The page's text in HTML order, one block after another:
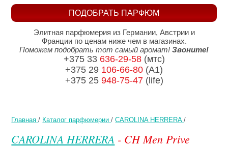
Главная / Каталог парфюмерии /CAROLINA HERRERA /
CAROLINA HERRERA - CH Men Prive
ПОДОБРАТЬ ПАРФЮМ
Элитная парфюмерия из Германии, Австрии и
Франции по ценам ниже чем в магазинах.
Поможем подобрать тот самый аромат! Звоните!
+375 33 636-29-58(мтс)
+375 29 106-66-80 (A1)
+375 25 948-75-47(life)